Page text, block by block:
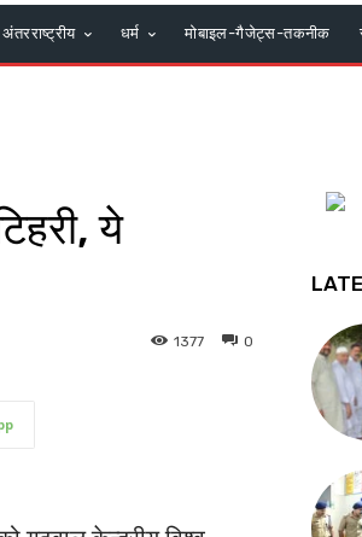
अंतरराष्ट्रीय धर्म मोबाइल-गैजेट्स-तकनीक
ये
0
1377